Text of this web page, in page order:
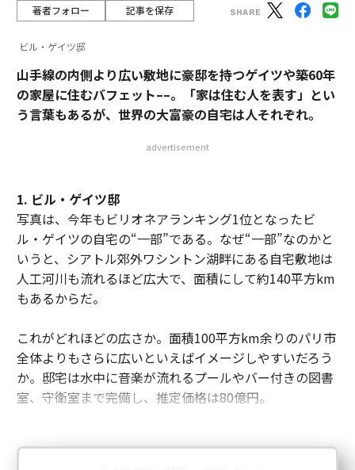
著者フォロー 記事を保存
ビル・ゲイツ邸
山手線の内側より広い敷地に豪邸を持つゲイツや築60年
の家屋に住むバフェット––。「家は住む人を表す」とい
う言葉もあるが、世界の大富豪の自宅は人それぞれ。
advertisement
1. ビル・ゲイツ邸
写真は、今年もビリオネアランキング1位となったビ
ル・ゲイツの自宅の“一部”である。なぜ“一部”なのかと
いうと、シアトル郊外ワシントン湖畔にある自宅敷地は
人工河川も流れるほど広大で、面積にして約140平方km
もあるからだ。
これがどれほどの広さか。面積100平方km余りのパリ市
全体よりもさらに広いといえばイメージしやすいだろう
か。邸宅は水中に音楽が流れるプールやバー付きの図書
室、守衛室まで完備し、推定価格は80億円。